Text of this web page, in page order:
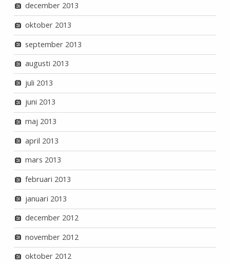
december 2013
oktober 2013
september 2013
augusti 2013
juli 2013
juni 2013
maj 2013
april 2013
mars 2013
februari 2013
januari 2013
december 2012
november 2012
oktober 2012